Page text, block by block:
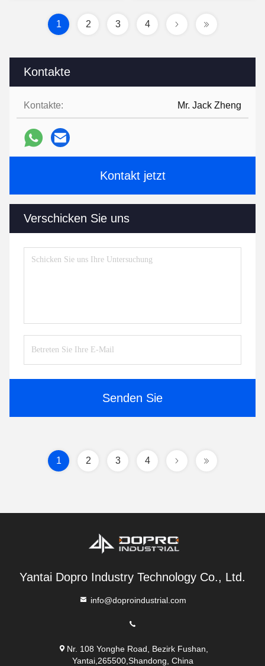
Kontakte
Kontakte: Mr. Jack Zheng
Kontakt jetzt
Verschicken Sie uns
Senden Sie
1 2 3 4
1 2 3 4
Yantai Dopro Industry Technology Co., Ltd.
info@doproindustrial.com
Nr. 108 Yonghe Road, Bezirk Fushan,
Yantai,265500,Shandong, China